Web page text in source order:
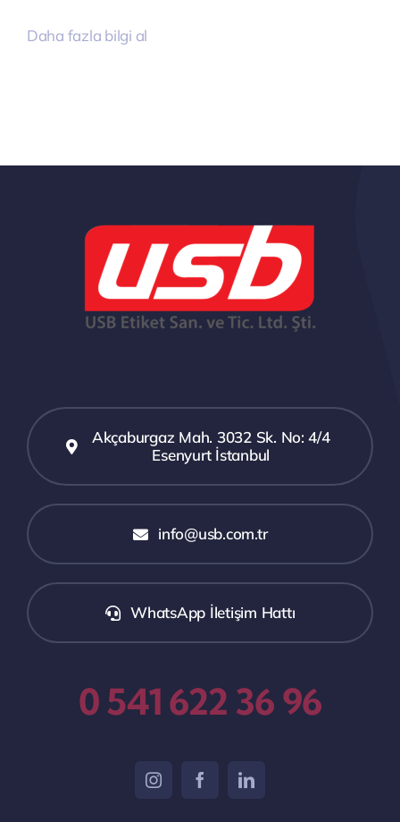
Daha fazla bilgi al
Akçaburgaz Mah. 3032 Sk. No: 4/4
Esenyurt İstanbul
info@usb.com.tr
WhatsApp İletişim Hattı
0 541 622 36 96